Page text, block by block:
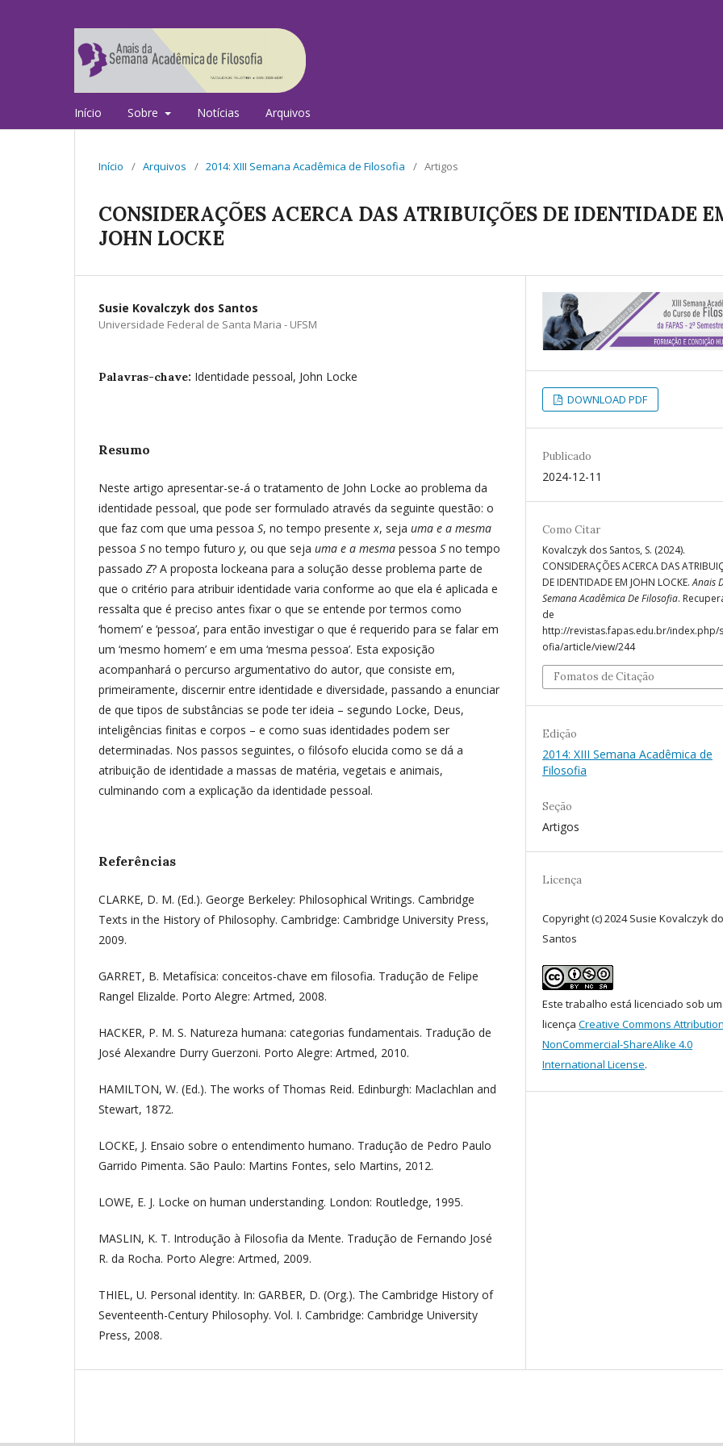
Início Sobre Notícias Arquivos
Início / Arquivos / 2014: XIII Semana Acadêmica de Filosofia / Artigos
CONSIDERAÇÕES ACERCA DAS ATRIBUIÇÕES DE IDENTIDADE
JOHN LOCKE
Susie Kovalczyk dos Santos
Universidade Federal de Santa Maria - UFSM
Palavras-chave: Identidade pessoal, John Locke
Resumo
Neste artigo apresentar-se-á o tratamento de John Locke ao problema da
identidade pessoal, que pode ser formulado através da seguinte questão: o
que faz com que uma pessoa S, no tempo presentex, seja uma e a mesma
pessoa S no tempo futuro y, ou que seja uma e a mesma pessoa S no tempo
passado Z? A proposta lockeana para a solução desse problema parte de
que o critério para atribuir identidade varia conforme ao que ela é aplicada e
ressalta que é preciso antes fixar o que se entende por termos como
‘homem’ e ‘pessoa’, para então investigar o que é requerido para se falar em
um ‘mesmo homem’ e em uma ‘mesma pessoa’. Esta exposição
acompanhará o percurso argumentativo do autor, que consiste em,
primeiramente, discernir entre identidade e diversidade, passando a enunciar
de que tipos de substâncias se pode ter ideia – segundo Locke, Deus,
inteligências finitas e corpos – e como suas identidades podem ser
determinadas. Nos passos seguintes, o filósofo elucida como se dá a
atribuição de identidade a massas de matéria, vegetais e animais,
culminando com a explicação da identidade pessoal.
Referências
CLARKE, D. M. (Ed.). George Berkeley: Philosophical Writings. Cambridge
Texts in the History of Philosophy. Cambridge: Cambridge University Press,
2009.
GARRET, B. Metafísica: conceitos-chave em filosofia. Tradução de Felipe
Rangel Elizalde. Porto Alegre: Artmed, 2008.
HACKER, P. M. S. Natureza humana: categorias fundamentais. Tradução de
José Alexandre Durry Guerzoni. Porto Alegre: Artmed, 2010.
HAMILTON, W. (Ed.). The works of Thomas Reid. Edinburgh: Maclachlan and
Stewart, 1872.
LOCKE, J. Ensaio sobre o entendimento humano. Tradução de Pedro Paulo
Garrido Pimenta. São Paulo: Martins Fontes, selo Martins, 2012.
LOWE, E. J. Locke on human understanding. London: Routledge, 1995.
MASLIN, K. T. Introdução à Filosofia da Mente. Tradução de Fernando José
R. da Rocha. Porto Alegre: Artmed, 2009.
THIEL, U. Personal identity. In: GARBER, D. (Org.). The Cambridge History of
Seventeenth-Century Philosophy. Vol. I. Cambridge: Cambridge University
Press, 2008.
DOWNLOAD PDF
Publicado
2024-12-11
Como Citar
Kovalczyk dos Santos, S. (2024).
CONSIDERAÇÕES ACERCA DAS
DE IDENTIDADE EM JOHN LOCKE.Anais
Semana Acadêmica De Filosofia.
de
http://revistas.fapas.edu.br/index.php/
ofia/article/view/244
Fomatos de Citação
Edição
2014: XIII Semana Acadêmica de
Filosofia
Seção
Artigos
Licença
Copyright (c) 2024 Susie Kovalczyk
Santos
Este trabalho está licenciado sob
licença Creative Commons
NonCommercial-ShareAlike 4.0
International License.